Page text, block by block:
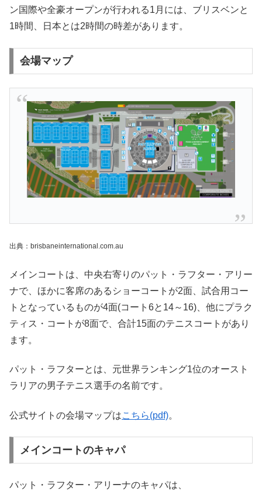
ン国際や全豪オープンが行われる1月には、ブリスベンと
1時間、日本とは2時間の時差があります。
会場マップ
出典：brisbaneinternational.com.au
メインコートは、中央右寄りのパット・ラフター・アリー
ナで、ほかに客席のあるショーコートが2面、試合用コー
トとなっているものが4面(コート6と14～16)、他にプラク
ティス・コートが8面で、合計15面のテニスコートがあり
ます。
パット・ラフターとは、元世界ランキング1位のオースト
ラリアの男子テニス選手の名前です。
公式サイトの会場マップはこちら(pdf)。
メインコートのキャパ
パット・ラフター・アリーナのキャパは、